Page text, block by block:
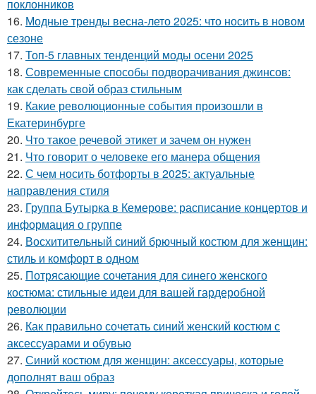
поклонников
16. Модные тренды весна-лето 2025: что носить в новом
сезоне
17. Топ-5 главных тенденций моды осени 2025
18. Современные способы подворачивания джинсов:
как сделать свой образ стильным
19. Какие революционные события произошли в
Екатеринбурге
20. Что такое речевой этикет и зачем он нужен
21. Что говорит о человеке его манера общения
22. С чем носить ботфорты в 2025: актуальные
направления стиля
23. Группа Бутырка в Кемерове: расписание концертов и
информация о группе
24. Восхитительный синий брючный костюм для женщин:
стиль и комфорт в одном
25. Потрясающие сочетания для синего женского
костюма: стильные идеи для вашей гардеробной
революции
26. Как правильно сочетать синий женский костюм с
аксессуарами и обувью
27. Синий костюм для женщин: аксессуары, которые
дополнят ваш образ